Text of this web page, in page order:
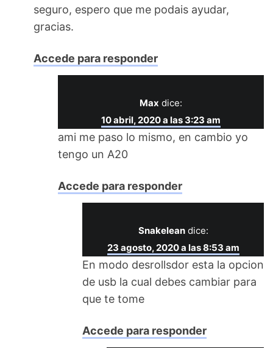
seguro, espero que me podais ayudar,
gracias.
Accede para responder
Max dice:
10 abril, 2020 a las 3:23 am
ami me paso lo mismo, en cambio yo
tengo un A20
Accede para responder
Snakelean dice:
23 agosto, 2020 a las 8:53 am
En modo desrollsdor esta la opcion
de usb la cual debes cambiar para
que te tome
Accede para responder